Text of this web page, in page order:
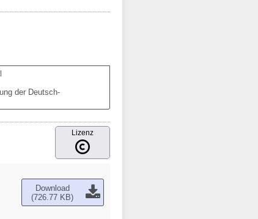
Lizenz
Download
(726.77 KB)